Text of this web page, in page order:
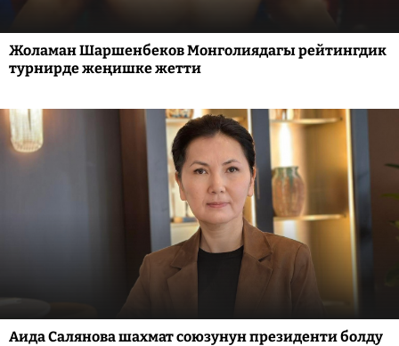
Жоламан Шаршенбеков Монголиядагы рейтингдик
турнирде жеңишке жетти
Аида Салянова шахмат союзунун президенти болду